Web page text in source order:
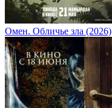
Омен. Обличье зла (2026)